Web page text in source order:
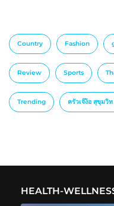
Country Fashion
Review Sports
Trending ครัวเจ๊ง้อ สุขุมวิ
HEALTH-